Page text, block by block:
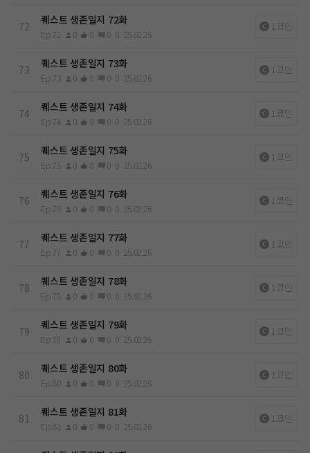
72 퀘스트 생존일지 72화
Ep.72 0 0 0 0 25.02.26
1코인
73 퀘스트 생존일지 73화
Ep.73 0 0 0 0 25.02.26
1코인
74 퀘스트 생존일지 74화
Ep.74 0 0 0 0 25.02.26
1코인
75 퀘스트 생존일지 75화
Ep.75 0 0 0 0 25.02.26
1코인
76 퀘스트 생존일지 76화
Ep.76 0 0 0 0 25.02.26
1코인
77 퀘스트 생존일지 77화
Ep.77 0 0 0 0 25.02.26
1코인
78 퀘스트 생존일지 78화
Ep.78 0 0 0 0 25.02.26
1코인
79 퀘스트 생존일지 79화
Ep.79 0 0 0 0 25.02.26
1코인
80 퀘스트 생존일지 80화
Ep.80 0 0 0 0 25.02.26
1코인
81 퀘스트 생존일지 81화
Ep.81 0 0 0 0 25.02.26
1코인